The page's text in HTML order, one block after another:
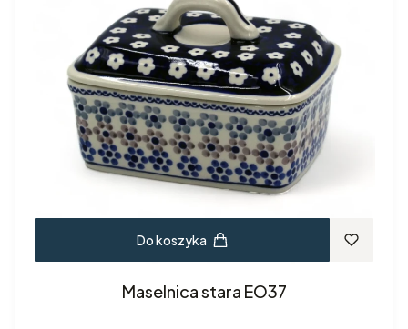
Do koszyka
Maselnica stara EO37